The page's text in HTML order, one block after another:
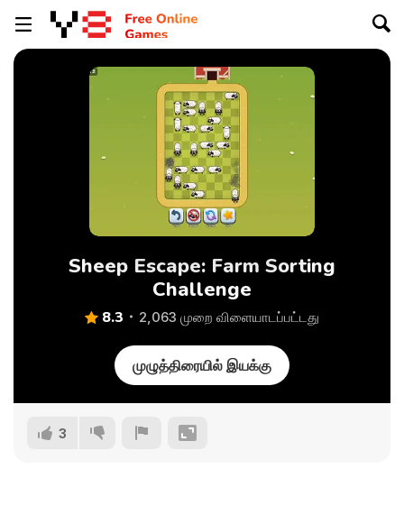
Sheep Escape: Farm Sorting
Challenge
8.3 2,063 முறை விளையாடப்பட்டது
முழுத்திரையில் இயக்கு
3